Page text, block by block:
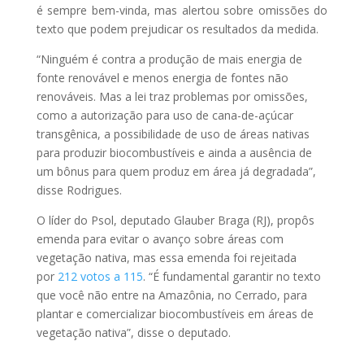
é sempre bem-vinda, mas alertou sobre omissões do
texto que podem prejudicar os resultados da medida.
“Ninguém é contra a produção de mais energia de
fonte renovável e menos energia de fontes não
renováveis. Mas a lei traz problemas por omissões,
como a autorização para uso de cana-de-açúcar
transgênica, a possibilidade de uso de áreas nativas
para produzir biocombustíveis e ainda a ausência de
um bônus para quem produz em área já degradada”,
disse Rodrigues.
O líder do Psol, deputado Glauber Braga (RJ), propôs
emenda para evitar o avanço sobre áreas com
vegetação nativa, mas essa emenda foi rejeitada
por 212 votos a 115. “É fundamental garantir no texto
que você não entre na Amazônia, no Cerrado, para
plantar e comercializar biocombustíveis em áreas de
vegetação nativa”, disse o deputado.